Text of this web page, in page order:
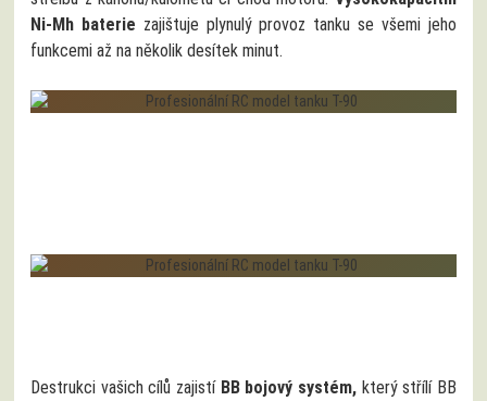
Ni-Mh baterie zajištuje plynulý provoz tanku se všemi jeho
funkcemi až na několik desítek minut.
Destrukci vašich cílů zajistíBB bojový systém,který střílí BB